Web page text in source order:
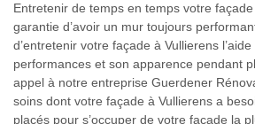
Entretenir de temps en temps votre
garantie d’avoir un mur toujours
d’entretenir votre façade à Vullierens
performances et son apparence pendant
appel à notre entreprise Guerdener
soins dont votre façade à Vullierens a
placés pour s’occuper de votre façade la